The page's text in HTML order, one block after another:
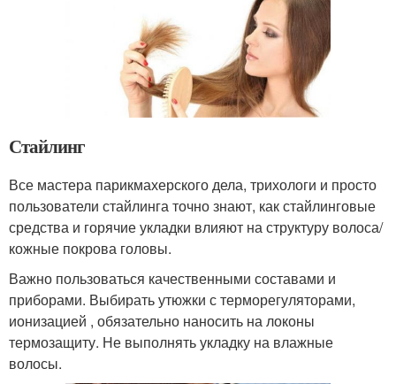
Стайлинг
Все мастера парикмахерского дела, трихологи и просто
пользователи стайлинга точно знают, как стайлинговые
средства и горячие укладки влияют на структуру волоса/
кожные покрова головы.
Важно пользоваться качественными составами и
приборами. Выбирать утюжки с терморегуляторами,
ионизацией , обязательно наносить на локоны
термозащиту. Не выполнять укладку на влажные
волосы.